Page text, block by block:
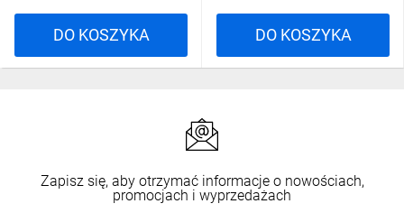
DO KOSZYKA DO KOSZYKA
Zapisz się, aby otrzymać informacje o nowościach,
promocjach i wyprzedażach